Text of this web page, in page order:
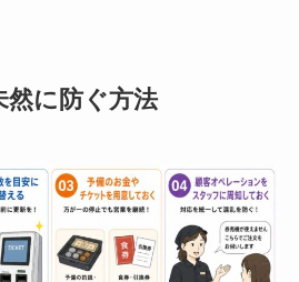
然に防ぐ方法